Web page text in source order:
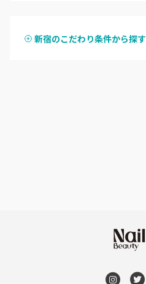
ハンドスカルプ
新宿のこだわり条件から探す